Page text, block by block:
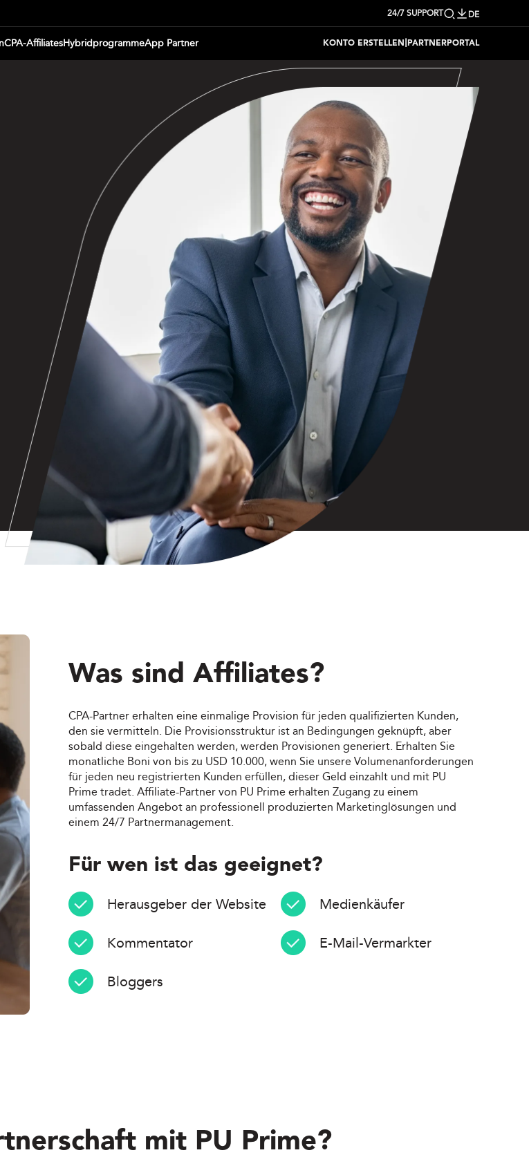
24/7 SUPPORT DE
CPA-AffiliatesHybridprogrammeApp Partner KONTO ERSTELLEN | PARTNERPORTAL
Was sind Affiliates?
CPA-Partner erhalten eine einmalige Provision für jeden qualifizierten Kunden,
den sie vermitteln. Die Provisionsstruktur ist an Bedingungen geknüpft, aber
sobald diese eingehalten werden, werden Provisionen generiert. Erhalten Sie
monatliche Boni von bis zu USD 10.000, wenn Sie unsere Volumenanforderungen
für jeden neu registrierten Kunden erfüllen, dieser Geld einzahlt und mit PU
Prime tradet. Affiliate-Partner von PU Prime erhalten Zugang zu einem
umfassenden Angebot an professionell produzierten Marketinglösungen und
einem 24/7 Partnermanagement.
Für wen ist das geeignet?
Herausgeber der Website Medienkäufer
Kommentator E-Mail-Vermarkter
Bloggers
mit PU Prime?